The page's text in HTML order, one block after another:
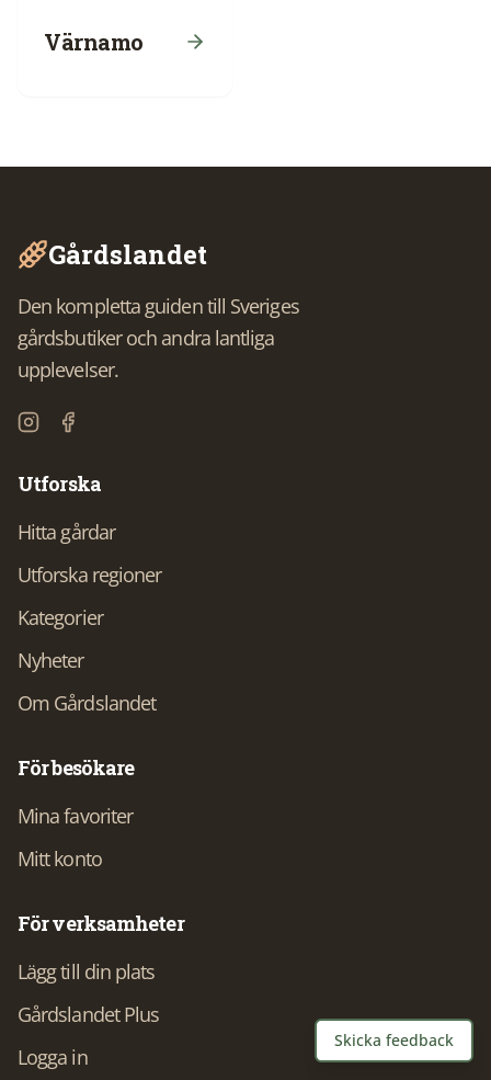
Värnamo
Gårdslandet
Den kompletta guiden till Sveriges
gårdsbutiker och andra lantliga
upplevelser.
Utforska
Hitta gårdar
Utforska regioner
Kategorier
Nyheter
Om Gårdslandet
För besökare
Mina favoriter
Mitt konto
För verksamheter
Lägg till din plats
Gårdslandet Plus
Logga in
Skicka feedback